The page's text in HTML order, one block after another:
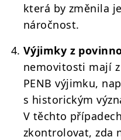
která by změnila
náročnost.
Výjimky z
nemovitosti mají
PENB výjimku,
s historickým
V těchto
zkontrolovat, zda